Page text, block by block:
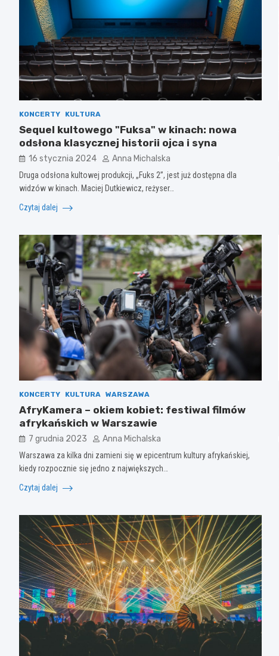
KONCERTY KULTURA
Sequel kultowego "Fuksa" w kinach: nowa
odsłona klasycznej historii ojca i syna
16 stycznia 2024 Anna Michalska
Druga odsłona kultowej produkcji, „Fuks 2”, jest już dostępna dla
widzów w kinach. Maciej Dutkiewicz, reżyser…
Czytaj dalej
KONCERTY KULTURA WARSZAWA
AfryKamera – okiem kobiet: festiwal filmów
afrykańskich w Warszawie
7 grudnia 2023 Anna Michalska
Warszawa za kilka dni zamieni się w epicentrum kultury afrykańskiej,
kiedy rozpocznie się jedno z największych…
Czytaj dalej